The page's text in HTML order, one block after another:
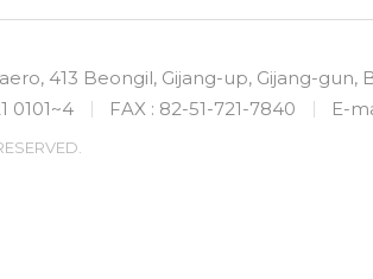
413 Beongil, Gijang-up, Gijang-gun,
0101~4
FAX : 82-51-721-7840 E-